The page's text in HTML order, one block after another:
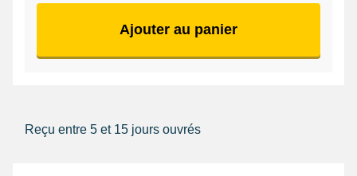
Ajouter au panier
Reçu entre 5 et 15 jours ouvrés